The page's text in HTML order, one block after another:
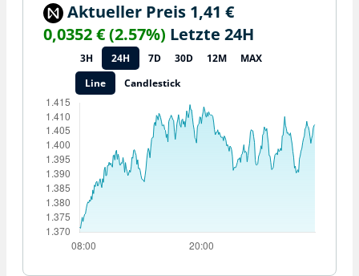
Aktueller Preis 1,41 €
0,0352 € (2.57%) Letzte 24H
3H 24H 7D 30D 12M
MAX
Line
Candlestick